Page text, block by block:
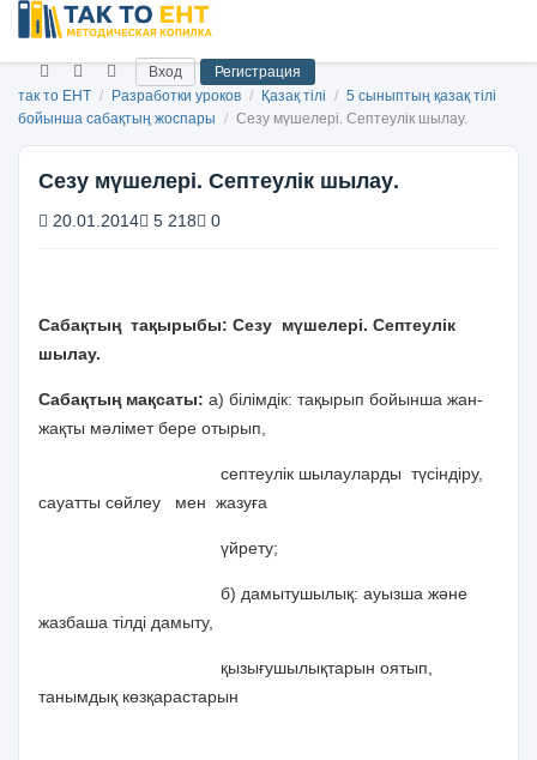
Вход
Регистрация
так то ЕНТ / Разработки уроков / Қазақ тілі / 5 сыныптың қазақ тілі
бойынша сабақтың жоспары / Сезу мүшелері. Септеулік шылау.
Сезу мүшелері. Септеулік шылау.
20.01.2014 5 218 0
Сабақтың тақырыбы: Сезу мүшелері. Септеулік
шылау.
Сабақтың мақсаты: а) білімдік: тақырып бойынша жан-
жақты мәлімет бере отырып,
септеулік шылауларды түсіндіру,
сауатты сөйлеу мен жазуға
үйрету;
б) дамытушылық: ауызша және
жазбаша тілді дамыту,
қызығушылықтарын оятып,
танымдық көзқарастарын